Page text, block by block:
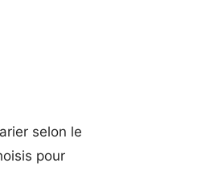
selon le
pour